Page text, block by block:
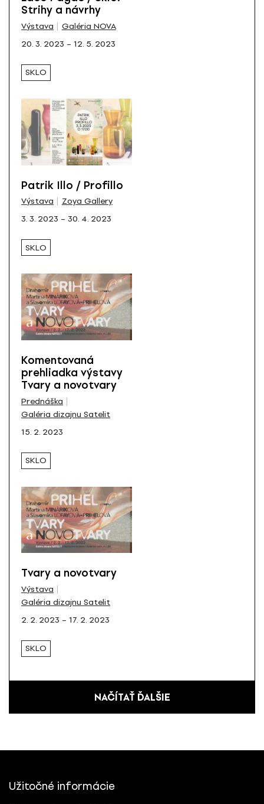
Strihy a návrhy
Výstava
Galéria NOVA
20. 3. 2023 – 12. 5. 2023
SKLO
Patrik Illo / Profillo
Výstava
Zoya Gallery
3. 3. 2023 – 30. 4. 2023
SKLO
Komentovaná
prehliadka výstavy
Tvary a novotvary
Prednáška
Galéria dizajnu Satelit
15. 2. 2023
SKLO
Tvary a novotvary
Výstava
Galéria dizajnu Satelit
2. 2. 2023 – 17. 2. 2023
SKLO
NAČÍTAŤ ĎALŠIE
Užitočné informácie